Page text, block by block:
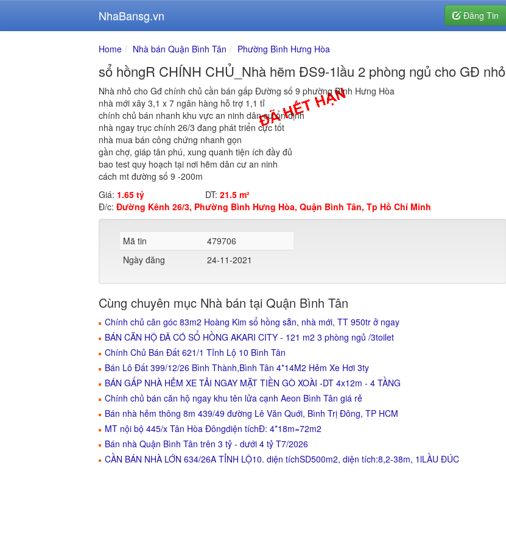
NhaBansg.vn Đăng Tin
Home Nhà bán Quận Bình Tân Phường Bình Hưng Hòa
sổ hồngR CHÍNH CHỦ_Nhà hẽm ĐS9-1lầu 2 phòng ngủ cho GĐ nhỏ
Nhà nhỏ cho Gđ chính chủ cần bán gấp Đường số 9 phường Bình Hưng Hòa
nhà mới xây 3,1 x 7 ngân hàng hỗ trợ 1,1 tỉ
chính chủ bán nhanh khu vực an ninh dân cư ổn định
nhà ngay trục chính 26/3 đang phát triển cực tốt
nhà mua bán công chứng nhanh gọn
gần chợ, giáp tân phú, xung quanh tiện ích đầy đủ
bao test quy hoạch tại nơi hẽm dân cư an ninh
cách mt đường số 9 -200m
Giá: 1.65 tỷ DT: 21.5 m²
Đ/c: Đường Kênh 26/3, Phường Bình Hưng Hòa, Quận Bình Tân, Tp Hồ Chí Minh
Mã tin
479706
Ngày đăng
24-11-2021
Cùng chuyên mục Nhà bán tại Quận Bình Tân
Chính chủ căn góc 83m2 Hoàng Kim sổ hồng sẵn, nhà mới, TT 950tr ở ngay
BÁN CĂN HỘ ĐÃ CÓ SỔ HỒNG AKARI CITY - 121 m2 3 phòng ngủ /3toilet
Chính Chủ Bán Đất 621/1 Tỉnh Lộ 10 Bình Tân
Bán Lô Đất 399/12/26 Bình Thành,Bình Tân 4*14M2 Hẻm Xe Hơi 3ty
BÁN GẤP NHÀ HẺM XE TẢI NGAY MẶT TIỀN GÒ XOÀI -DT 4x12m - 4 TẦNG
Chính chủ bán căn hộ ngay khu tên lửa cạnh Aeon Bình Tân giá rẻ
Bán nhà hẻm thông 8m 439/49 đường Lê Văn Quới, Bình Trị Đông, TP HCM
MT nội bộ 445/x Tân Hòa Đôngdiện tíchĐ: 4*18m=72m2
Bán nhà Quận Bình Tân trên 3 tỷ - dưới 4 tỷ T7/2026
CẦN BÁN NHÀ LỚN 634/26A TỈNH LỘ10. diện tíchSD500m2, diện tích:8,2-38m, 1lLẦU ĐÚC